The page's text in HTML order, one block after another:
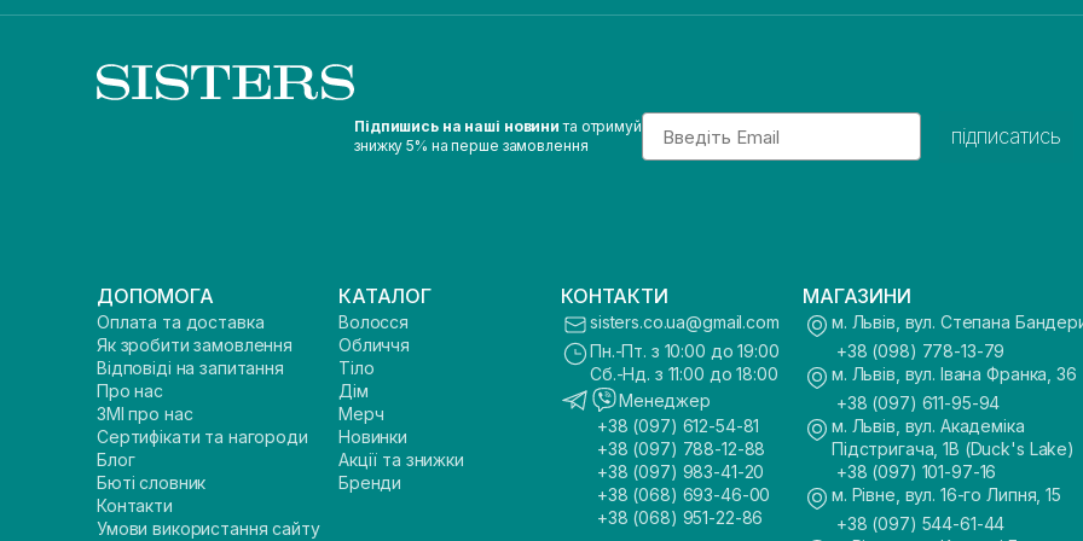
Підпишись на наші новини та отримуй
знижку 5% на перше замовлення
Email
підписатись
ДОПОМОГА
Оплата та доставка
Як зробити замовлення
Відповіді на запитання
Про нас
ЗМІ про нас
Сертифікати та нагороди
Блог
Бюті словник
Контакти
Умови використання сайту
КАТАЛОГ
Волосся
Обличчя
Тіло
Дім
Мерч
Новинки
Акції та знижки
Бренди
КОНТАКТИ
sisters.co.ua@gmail.com
Пн.-Пт. з 10:00 до 19:00
Сб.-Нд. з 11:00 до 18:00
Менеджер
+38 (097) 612-54-81
+38 (097) 788-12-88
+38 (097) 983-41-20
+38 (068) 693-46-00
+38 (068) 951-22-86
МАГАЗИНИ
м. Львів, вул. Степана
+38 (098) 778-13-79
м. Львів, вул. Івана Франка, 36
+38 (097) 611-95-94
м. Львів, вул. Академіка
Підстригача, 1В (Duck's Lake)
+38 (097) 101-97-16
м. Рівне, вул. 16-го Липня, 15
+38 (097) 544-61-44